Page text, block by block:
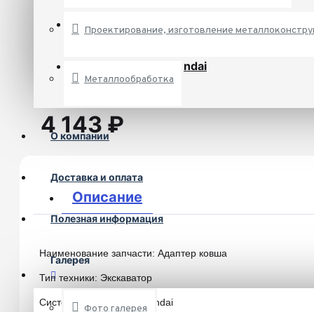
Проектирование, изготовление
Металлообработка
О компании
Доставка и оплата
Полезная информация
Галерея
Фото галерея
4 143 ₽
Наличие:
Hyundai
Описание
Наименование запчасти: Адаптер ковша
Тип техники: Экскаватор
Система крепления: Hyundai